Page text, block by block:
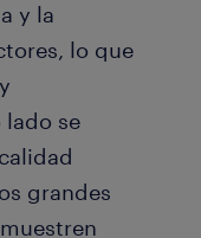
y la
lo que
se
grandes